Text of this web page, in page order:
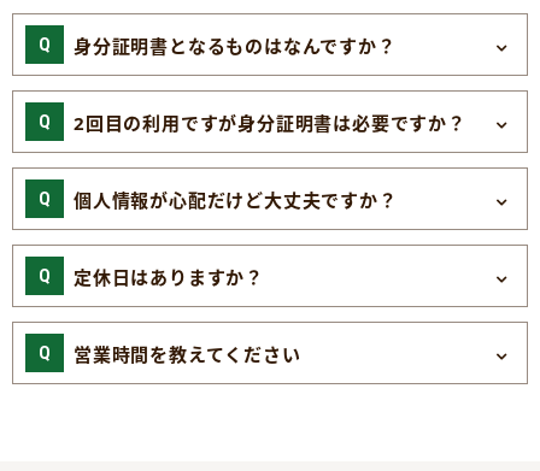
身分証明書となるものはなんですか？
2回目の利用ですが身分証明書は必要ですか？
個人情報が心配だけど大丈夫ですか？
定休日はありますか？
営業時間を教えてください